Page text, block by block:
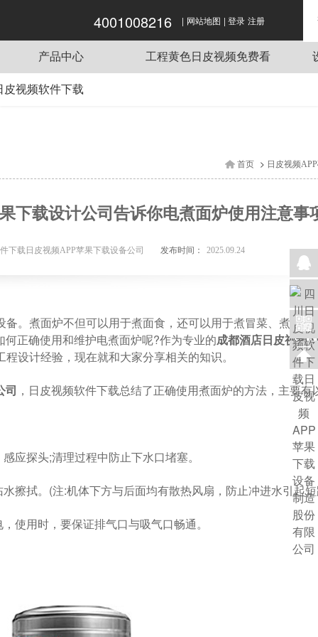
日皮视频软件下载,日皮视频APP苹果下载,日
皮视频APP破解版,黄色日皮视频免费看
4001008216 | 网站地图 | 登录 注册
产品中心
商用炉灶
日皮视频APP苹果下载用车
日皮视频APP苹果下载桌椅
工程黄色日皮视频免费看
学校日皮视频APP苹果下载工程项目
皮视频软件下载
首页 > 日皮视频
下载设计公司告诉你电煮面炉使用注意事
下载日皮视频APP苹果下载设备公司 发布时间： 2025.09.24
。煮面炉不但可以用于煮面食，还可以用于煮冒菜、煮麻辣
如何正确使用和维护电煮面炉呢?作为专业的成都酒店日皮视频
计经验，现在就和大家分享相关的知识。
司 ，日皮视频软件下载总结了正确使用煮面炉的方法，主要有以
感应探头;清理过程中防止下水口堵塞。
。(注:机体下方与后面均有散热风扇，防止冲进水引起短
时，要保证排气口与吸气口畅通。